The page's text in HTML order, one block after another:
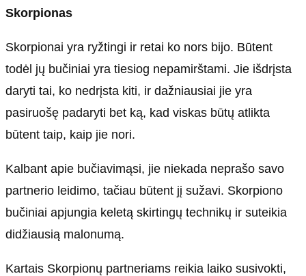
Skorpionas
Skorpionai yra ryžtingi ir retai ko nors bijo. Būtent
todėl jų bučiniai yra tiesiog nepamirštami. Jie išdrįsta
daryti tai, ko nedrįsta kiti, ir dažniausiai jie yra
pasiruošę padaryti bet ką, kad viskas būtų atlikta
būtent taip, kaip jie nori.
Kalbant apie bučiavimąsi, jie niekada neprašo savo
partnerio leidimo, tačiau būtent jį sužavi. Skorpiono
bučiniai apjungia keletą skirtingų technikų ir suteikia
didžiausią malonumą.
Kartais Skorpionų partneriams reikia laiko susivokti,